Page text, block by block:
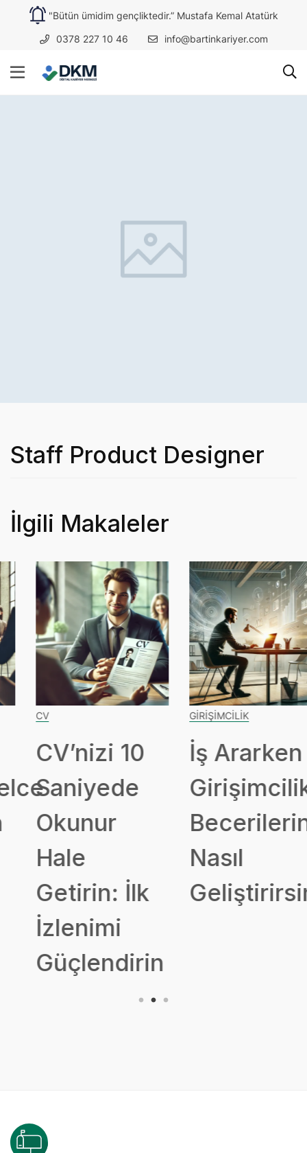
"Bütün ümidim gençliktedir.” Mustafa Kemal Atatürk
0378 227 10 46 info@bartinkariyer.com
Staff Product Designer
İlgili Makaleler
CV’nizi 10
Saniyede
Okunur
Hale
Getirin: İlk
İzlenimi
Güçlendirin
GIRIŞIMCILIK
İş Ararken
Girişimcilik
Nasıl